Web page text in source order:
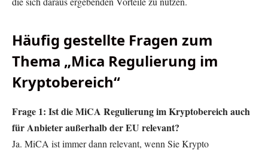
Häufig gestellte Fragen zum
Thema „Mica Regulierung im
Kryptobereich“
Frage 1: Ist die MiCA Regulierung im Kryptobereich auch
für Anbieter außerhalb der EU relevant?
Ja. MiCA ist immer dann relevant, wenn Sie Krypto